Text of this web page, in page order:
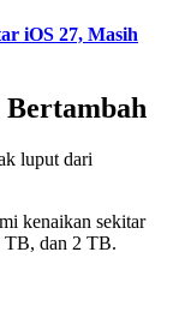
iOS 27, Masih
Bertambah
luput dari
kenaikan sekitar
TB, dan 2 TB.